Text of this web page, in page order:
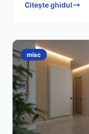
întreținere
Citește ghidul
misc